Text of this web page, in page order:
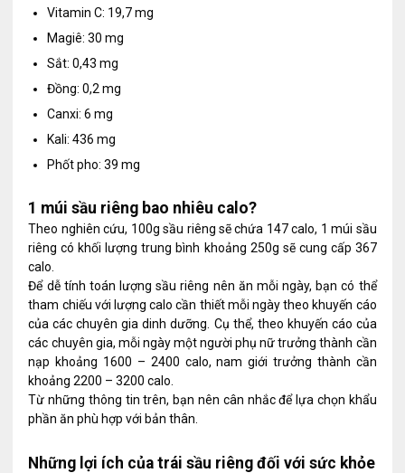
Vitamin C: 19,7 mg
Magiê: 30 mg
Sắt: 0,43 mg
Đồng: 0,2 mg
Canxi: 6 mg
Kali: 436 mg
Phốt pho: 39 mg
1 múi sầu riêng bao nhiêu calo?
Theo nghiên cứu, 100g sầu riêng sẽ chứa 147 calo, 1 múi sầu
riêng có khối lượng trung bình khoảng 250g sẽ cung cấp 367
calo.
Để dễ tính toán lượng sầu riêng nên ăn mỗi ngày, bạn có thể
tham chiếu với lượng calo cần thiết mỗi ngày theo khuyến cáo
của các chuyên gia dinh dưỡng. Cụ thể, theo khuyến cáo của
các chuyên gia, mỗi ngày một người phụ nữ trưởng thành cần
nạp khoảng 1600 – 2400 calo, nam giới trưởng thành cần
khoảng 2200 – 3200 calo.
Từ những thông tin trên, bạn nên cân nhắc để lựa chọn khẩu
phần ăn phù hợp với bản thân.
Những lợi ích của trái sầu riêng đối với sức khỏe